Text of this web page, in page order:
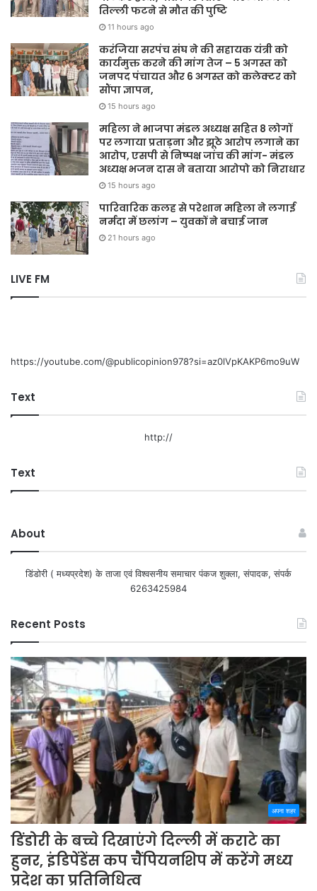
तिल्ली फटने से मौत की पुष्टि
11 hours ago
करंजिया सरपंच संघ ने की सहायक यंत्री को
कार्यमुक्त करने की मांग तेज – 5 अगस्त को
जनपद पंचायत और 6 अगस्त को कलेक्टर को
सौंपा ज्ञापन,
15 hours ago
महिला ने भाजपा मंडल अध्यक्ष सहित 8 लोगों
पर लगाया प्रताड़ना और झूठे आरोप लगाने का
आरोप, एसपी से निष्पक्ष जांच की मांग- मंडल
अध्यक्ष भजन दास ने बताया आरोपो को निराधार
15 hours ago
पारिवारिक कलह से परेशान महिला ने लगाई
नर्मदा में छलांग – युवकों ने बचाई जान
21 hours ago
LIVE FM
https://youtube.com/@publicopinion978?si=az0lVpKAKP6mo9uW
Text
http://
Text
About
डिंडोरी ( मध्यप्रदेश) के ताजा एवं विश्वसनीय समाचार पंकज शुक्ला, संपादक, संपर्क
6263425984
Recent Posts
अपना शहर
डिंडोरी के बच्चे दिखाएंगे दिल्ली में कराटे का
हुनर, इंडिपेंडेंस कप चैंपियनशिप में करेंगे मध्य
प्रदेश का प्रतिनिधित्व